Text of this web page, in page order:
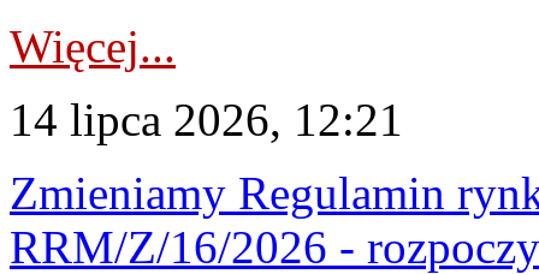
Więcej...
14 lipca 2026, 12:21
Zmieniamy Regulamin
RRM/Z/16/2026 -